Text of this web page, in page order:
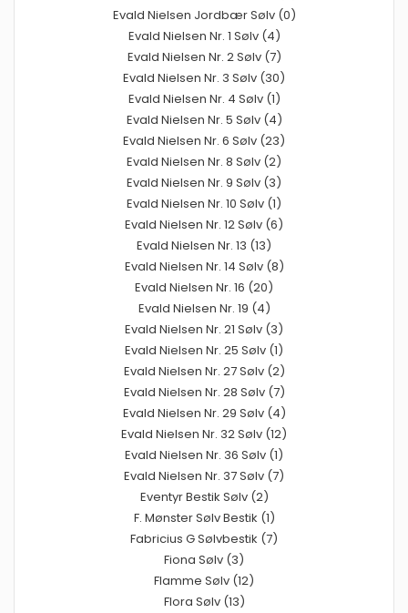
Evald Nielsen Jordbær Sølv (0)
Evald Nielsen Nr. 1 Sølv (4)
Evald Nielsen Nr. 2 Sølv (7)
Evald Nielsen Nr. 3 Sølv (30)
Evald Nielsen Nr. 4 Sølv (1)
Evald Nielsen Nr. 5 Sølv (4)
Evald Nielsen Nr. 6 Sølv (23)
Evald Nielsen Nr. 8 Sølv (2)
Evald Nielsen Nr. 9 Sølv (3)
Evald Nielsen Nr. 10 Sølv (1)
Evald Nielsen Nr. 12 Sølv (6)
Evald Nielsen Nr. 13 (13)
Evald Nielsen Nr. 14 Sølv (8)
Evald Nielsen Nr. 16 (20)
Evald Nielsen Nr. 19 (4)
Evald Nielsen Nr. 21 Sølv (3)
Evald Nielsen Nr. 25 Sølv (1)
Evald Nielsen Nr. 27 Sølv (2)
Evald Nielsen Nr. 28 Sølv (7)
Evald Nielsen Nr. 29 Sølv (4)
Evald Nielsen Nr. 32 Sølv (12)
Evald Nielsen Nr. 36 Sølv (1)
Evald Nielsen Nr. 37 Sølv (7)
Eventyr Bestik Sølv (2)
F. Mønster Sølv Bestik (1)
Fabricius G Sølvbestik (7)
Fiona Sølv (3)
Flamme Sølv (12)
Flora Sølv (13)